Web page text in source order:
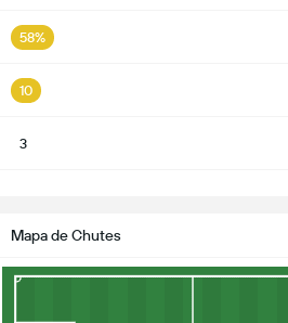
58%
10
3
Mapa de Chutes